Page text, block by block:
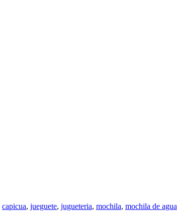
capicua, jueguete, jugueteria, mochila, mochila de agua